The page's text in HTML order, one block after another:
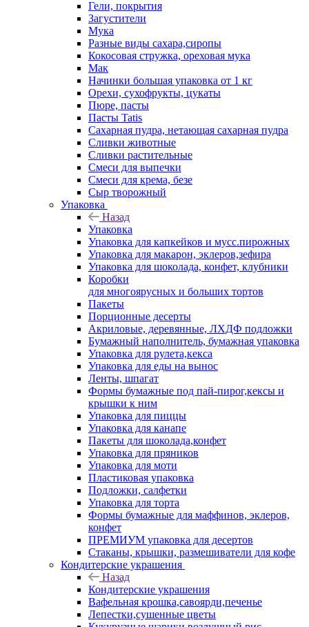
Гели, покрытия
Загустители
Мука
Разные виды сахара,сиропы
Кокосовая стружка, ореховая мука
Мак
Начинки большая упаковка от 1 кг
Орехи, сухофрукты, цукаты
Пюре, пасты
Пасты Tatis
Сахарная пудра, нетающая сахарная пудра
Сливки животные
Сливки растительные
Смеси для выпечки
Смеси для крема, безе
Сыр творожный
Упаковка
Назад
Упаковка
Упаковка для капкейков и мусс.пирожных
Упаковка для макарон, эклеров,зефира
Упаковка для шоколада, конфет, клубники
Коробки
для многоярусных и больших тортов
Пакеты
Порционные десерты
Акриловые, деревянные, ЛХДФ подложки
Бумажный наполнитель, бумажная упаковка
Упаковка для рулета,кекса
Упаковка для еды на вынос
Ленты, шпагат
Формы бумажные под пай-пирог,кексы и
крышки к ним
Упаковка для пиццы
Упаковка для канапе
Пакеты для шоколада,конфет
Упаковка для пряников
Упаковка для моти
Пластиковая упаковка
Подложки, салфетки
Упаковка для торта
Формы бумажные для маффинов, эклеров,
конфет
ПРЕМИУМ упаковка для десертов
Стаканы, крышки, размешиватели для кофе
Кондитерские украшения
Назад
Кондитерские украшения
Вафельная крошка,савоярди,печенье
Лепестки,сушенные цветы